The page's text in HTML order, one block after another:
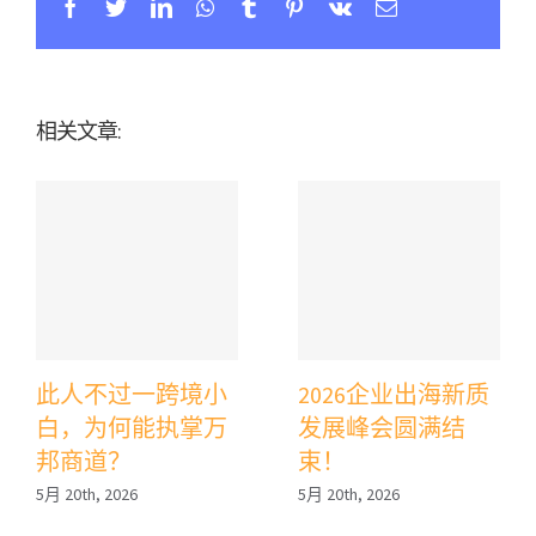
Facebook
TwitterLinkedinWhatsapp
TumblrPinterest
Vk Email
相关文章:
此人不过一跨境小
白，为何能执掌万
邦商道？
5月 20th, 2026
2026企业出海新质
发展峰会圆满结
束！
5月 20th, 2026